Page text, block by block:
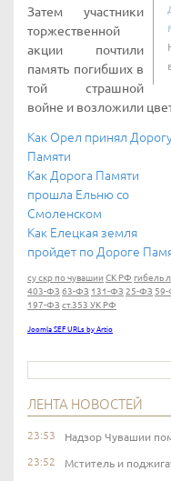
Затем участники
торжественной
акции почтили
память погибших в
той страшной
войне и возложили
Как Орел принял
Памяти
Как Дорога Памяти
прошла Ельню со
Смоленском
Как Елецкая земля
пройдет по Дороге
су скр по чувашии СК РФ гибель
403-ФЗ 63-ФЗ 131-ФЗ 25-ФЗ
197-ФЗ ст.353 УК РФ
Joomla SEF URLs by Artio
ЛЕНТА НОВОСТЕЙ
23:53 Надзор Чувашии
23:52 Мститель и